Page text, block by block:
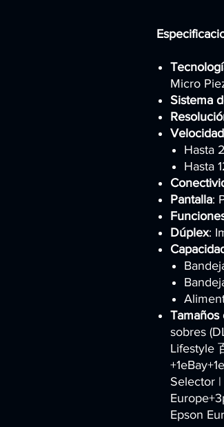
Micro
Sistema
Hasta
Hasta
Pantalla:
Dúplex:
Tamaños
sobres
Lifestyle
Selector |
Epson